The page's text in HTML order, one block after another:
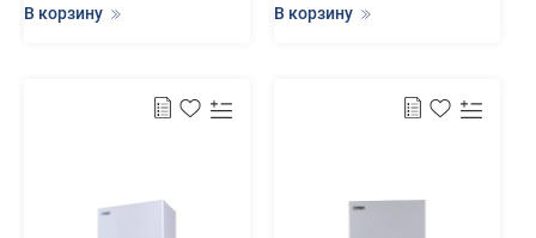
В корзину В корзину